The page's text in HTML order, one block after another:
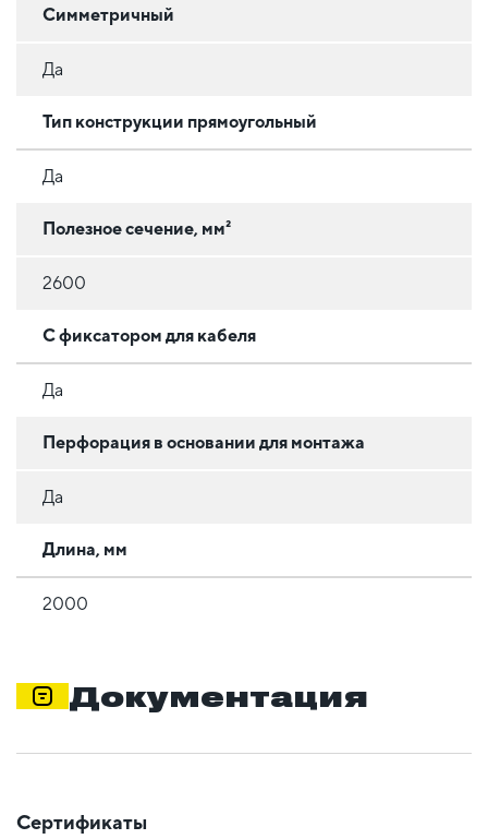
Симметричный
Да
Тип конструкции прямоугольный
Да
Полезное сечение, мм²
2600
С фиксатором для кабеля
Да
Перфорация в основании для монтажа
Да
Длина, мм
2000
Документация
Сертификаты